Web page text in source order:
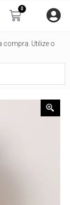
0
Carrinho
compra. Utilize o